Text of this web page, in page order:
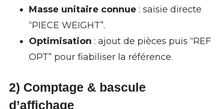
Masse unitaire connue : saisie directe
“PIECE WEIGHT”.
Optimisation : ajout de pièces puis “REF
OPT” pour fiabiliser la référence.
2) Comptage & bascule
d’affichage